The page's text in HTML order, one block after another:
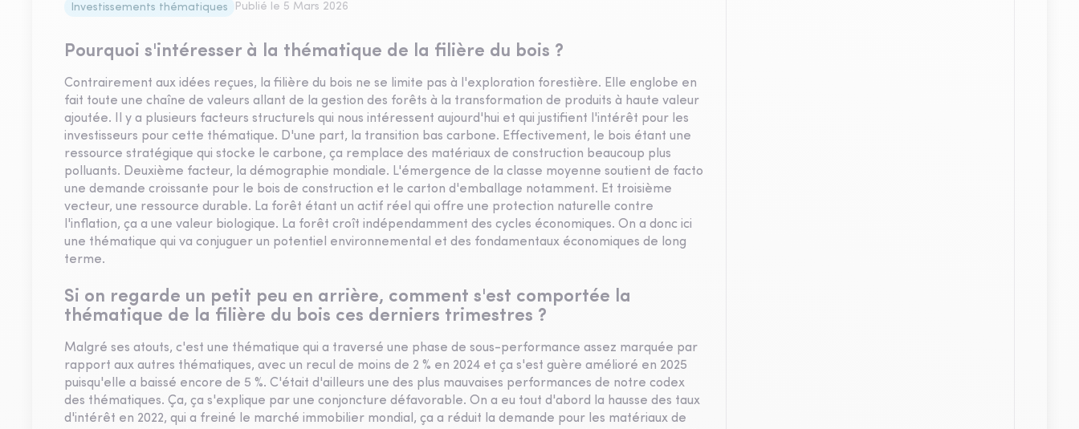
Investissements thématiques Publié le 5 Mars 2026
Pourquoi s'intéresser à la thématique de la filière du bois ?
Contrairement aux idées reçues, la filière du bois ne se limite pas à l'exploration forestière. Elle englobe en
fait toute une chaîne de valeurs allant de la gestion des forêts à la transformation de produits à haute valeur
ajoutée. Il y a plusieurs facteurs structurels qui nous intéressent aujourd'hui et qui justifient l'intérêt pour les
investisseurs pour cette thématique. D'une part, la transition bas carbone. Effectivement, le bois étant une
ressource stratégique qui stocke le carbone, ça remplace des matériaux de construction beaucoup plus
polluants. Deuxième facteur, la démographie mondiale. L'émergence de la classe moyenne soutient de facto
une demande croissante pour le bois de construction et le carton d'emballage notamment. Et troisième
vecteur, une ressource durable. La forêt étant un actif réel qui offre une protection naturelle contre
l'inflation, ça a une valeur biologique. La forêt croît indépendamment des cycles économiques. On a donc ici
une thématique qui va conjuguer un potentiel environnemental et des fondamentaux économiques de long
terme.
Si on regarde un petit peu en arrière, comment s'est comportée la
thématique de la filière du bois ces derniers trimestres ?
Malgré ses atouts, c'est une thématique qui a traversé une phase de sous-performance assez marquée par
rapport aux autres thématiques, avec un recul de moins de 2 % en 2024 et ça s'est guère amélioré en 2025
puisqu'elle a baissé encore de 5 %. C'était d'ailleurs une des plus mauvaises performances de notre codex
des thématiques. Ça, ça s'explique par une conjoncture défavorable. On a eu tout d'abord la hausse des taux
d'intérêt en 2022, qui a freiné le marché immobilier mondial, ça a réduit la demande pour les matériaux de